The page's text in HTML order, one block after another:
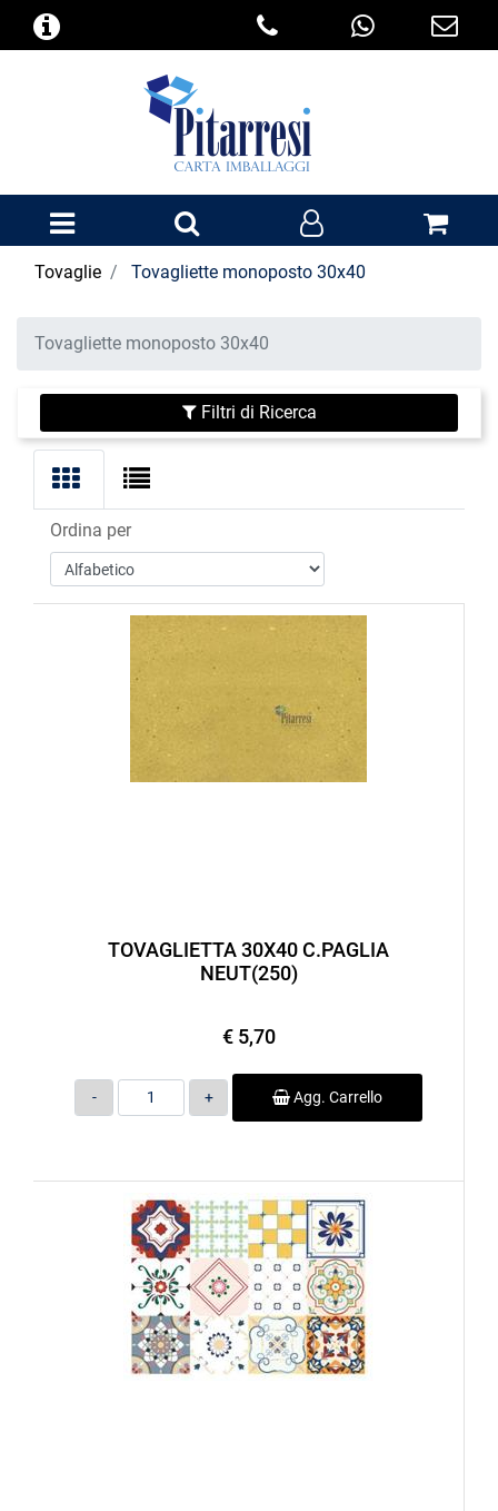
Open menu
Tovaglie Tovagliette monoposto 30x40
Tovagliette monoposto 30x40
Filtri di Ricerca
Ordina per
TOVAGLIETTA 30X40 C.PAGLIA
NEUT(250)
€ 5,70
Quantità
Agg. Carrello